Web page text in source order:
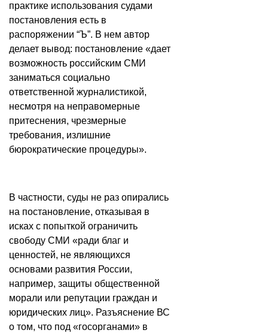
практике использования судами
постановления есть в
распоряжении “Ъ”. В нем автор
делает вывод: постановление «дает
возможность российским СМИ
заниматься социально
ответственной журналистикой,
несмотря на неправомерные
притеснения, чрезмерные
требования, излишние
бюрократические процедуры».
В частности, суды не раз опирались
на постановление, отказывая в
исках с попыткой ограничить
свободу СМИ «ради благ и
ценностей, не являющихся
основами развития России,
например, защиты общественной
морали или репутации граждан и
юридических лиц». Разъяснение ВС
о том, что под «госорганами» в